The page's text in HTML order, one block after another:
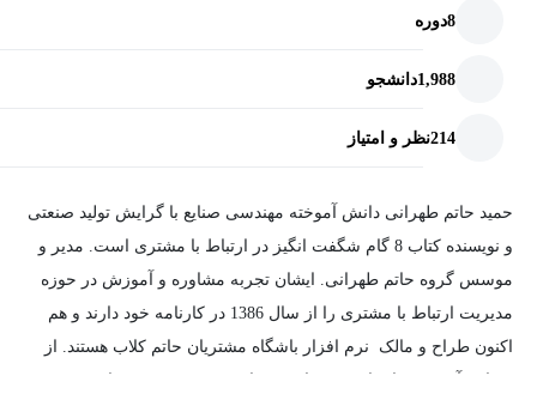
8دوره
1,988دانشجو
214نظر و امتیاز
حمید حاتم طهرانی دانش آموخته مهندسی صنایع با گرایش تولید صنعتی
و نویسنده کتاب 8 گام شگفت انگیز در ارتباط با مشتری است. مدیر و
موسس گروه حاتم طهرانی. ایشان تجربه مشاوره و آموزش در حوزه
مدیریت ارتباط با مشتری را از سال 1386 در کارنامه خود دارند و هم
اکنون طراح و مالک نرم افزار باشگاه مشتریان حاتم کلاب هستند. از